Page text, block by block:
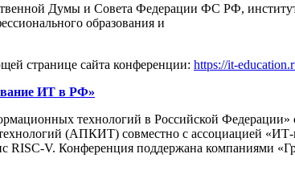
Думы и Совета Федерации ФС РФ,
образования и
странице сайта конференции: https://it-
ИТ в РФ»
технологий в Российской Федерации»
(АПКИТ) совместно с ассоциацией «ИТ-
V. Конференция поддержана компаниями